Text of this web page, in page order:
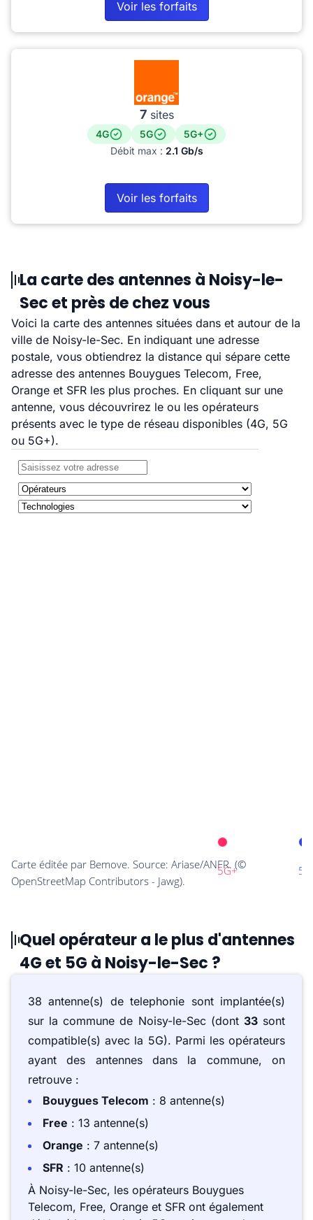
Voir les forfaits
7sites
4G 5G
5G+
Débit max : 2.1 Gb/s
Voir les forfaits
La carte des antennes à Noisy-le-
Sec et près de chez vous
Voici la carte des antennes situées dans et autour de la
ville de Noisy-le-Sec. En indiquant une adresse
postale, vous obtiendrez la distance qui sépare cette
adresse des antennes Bouygues Telecom, Free,
Orange et SFR les plus proches. En cliquant sur une
antenne, vous découvrirez le ou les opérateurs
présents avec le type de réseau disponibles (4G, 5G
ou 5G+).
Quel opérateur a le plus d'antennes
4G et 5G à Noisy-le-Sec ?
38 antenne(s) de telephonie sont implantée(s)
sur la commune de Noisy-le-Sec (dont 33sont
compatible(s) avec la 5G). Parmi les opérateurs
ayant des antennes dans la commune, on
retrouve :
Bouygues Telecom : 8 antenne(s)
Free : 13 antenne(s)
Orange : 7 antenne(s)
SFR : 10 antenne(s)
À Noisy-le-Sec, les opérateurs Bouygues
Telecom, Free, Orange et SFR ont également